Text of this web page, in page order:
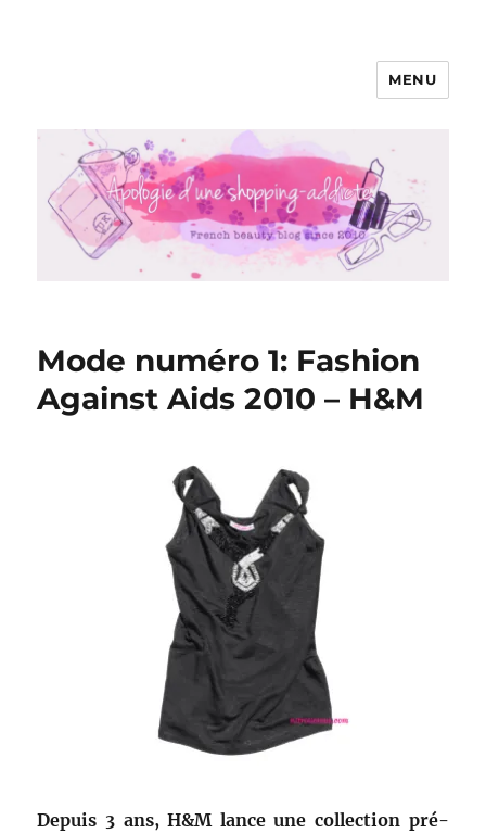
Apologie d'une Shopping-addicte
MENU
Mode numéro 1: Fashion
Against Aids 2010 – H&M
Depuis 3 ans, H&M lance une collection pré-